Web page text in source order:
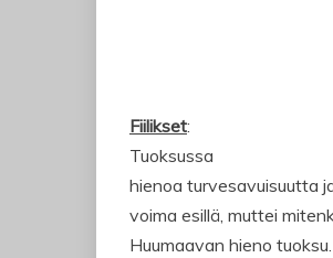
Fiilikset:
Tuoksussa
hienoa turvesavuisuutta
voima esillä, muttei
Huumaavan hieno tuoksu.